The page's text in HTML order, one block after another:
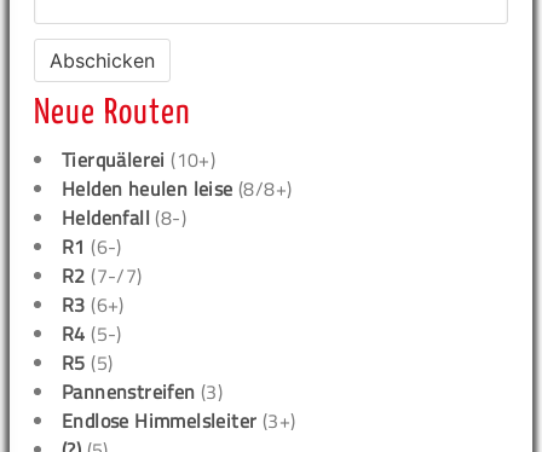
Neue Routen
Tierquälerei (10+)
Helden heulen leise (8/8+)
Heldenfall (8-)
R1 (6-)
R2 (7-/7)
R3 (6+)
R4 (5-)
R5 (5)
Pannenstreifen (3)
Endlose Himmelsleiter (3+)